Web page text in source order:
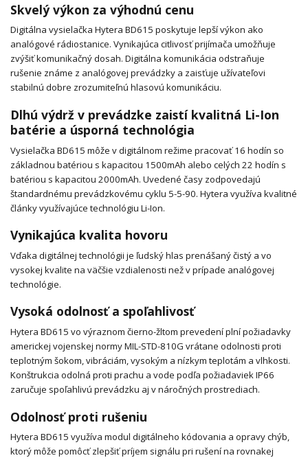
Skvelý výkon za výhodnú cenu
Digitálna vysielačka Hytera BD615 poskytuje lepší výkon ako
analógové rádiostanice. Vynikajúca citlivosť prijímača umožňuje
zvýšiť komunikačný dosah. Digitálna komunikácia odstraňuje
rušenie známe z analógovej prevádzky a zaisťuje užívateľovi
stabilnú dobre zrozumiteľnú hlasovú komunikáciu.
Dlhú výdrž v prevádzke zaistí kvalitná Li-Ion
batérie a úsporná technológia
Vysielačka BD615 môže v digitálnom režime pracovať 16 hodín so
základnou batériou s kapacitou 1500mAh alebo celých 22 hodín s
batériou s kapacitou 2000mAh. Uvedené časy zodpovedajú
štandardnému prevádzkovému cyklu 5-5-90. Hytera využíva kvalitné
články využívajúce technológiu Li-Ion.
Vynikajúca kvalita hovoru
Vďaka digitálnej technológii je ľudský hlas prenášaný čistý a vo
vysokej kvalite na väčšie vzdialenosti než v prípade analógovej
technológie.
Vysoká odolnosť a spoľahlivosť
Hytera BD615 vo výraznom čierno-žltom prevedení plní požiadavky
americkej vojenskej normy MIL-STD-810G vrátane odolnosti proti
teplotným šokom, vibráciám, vysokým a nízkym teplotám a vlhkosti.
Konštrukcia odolná proti prachu a vode podľa požiadaviek IP66
zaručuje spoľahlivú prevádzku aj v náročných prostrediach.
Odolnosť proti rušeniu
Hytera BD615 využíva modul digitálneho kódovania a opravy chýb,
ktorý môže pomôcť zlepšiť príjem signálu pri rušení na rovnakej